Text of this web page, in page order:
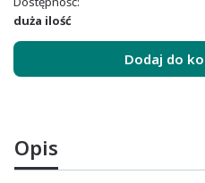
duża ilość
Dodaj do
Opis